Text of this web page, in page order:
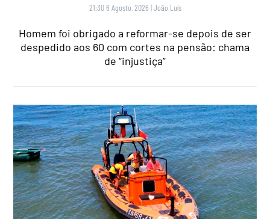
21:30 6 Agosto, 2026 |João Luís
Homem foi obrigado a reformar-se depois de ser
despedido aos 60 com cortes na pensão: chama
de “injustiça”